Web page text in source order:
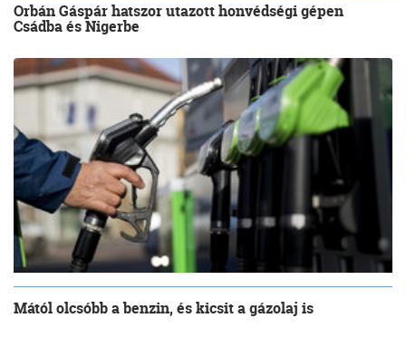
Orbán Gáspár hatszor utazott honvédségi gépen
Csádba és Nigerbe
Mától olcsóbb a benzin, és kicsit a gázolaj is